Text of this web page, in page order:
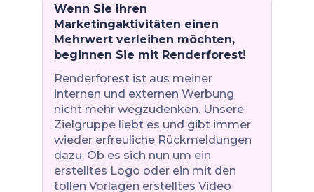
Wenn Sie Ihren
Marketingaktivitäten einen
Mehrwert verleihen möchten,
beginnen Sie mit Renderforest!
Renderforest ist aus meiner
internen und externen Werbung
nicht mehr wegzudenken. Unsere
Zielgruppe liebt es und gibt immer
wieder erfreuliche Rückmeldungen
dazu. Ob es sich nun um ein
erstelltes Logo oder ein mit den
tollen Vorlagen erstelltes Video